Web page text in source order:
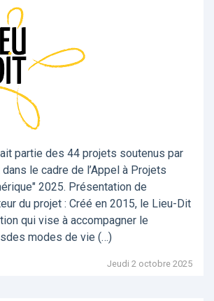
partie des 44 projets soutenus par
le cadre de l’Appel à Projets
2025. Présentation de
du projet : Créé en 2015, le Lieu-Dit
qui vise à accompagner le
modes de vie (…)
Jeudi 2 octobre 2025